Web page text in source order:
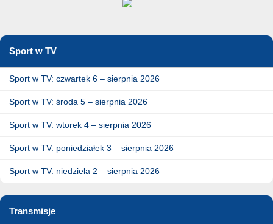
Sport w TV
Sport w TV: czwartek 6 – sierpnia 2026
Sport w TV: środa 5 – sierpnia 2026
Sport w TV: wtorek 4 – sierpnia 2026
Sport w TV: poniedziałek 3 – sierpnia 2026
Sport w TV: niedziela 2 – sierpnia 2026
Transmisje